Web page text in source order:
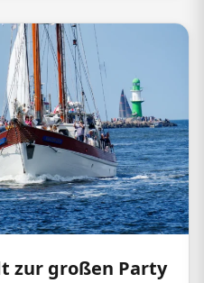
zur großen Party